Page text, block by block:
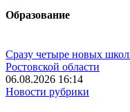
Образование
Сразу четыре новых
Ростовской области
06.08.2026 16:14
Новости рубрики